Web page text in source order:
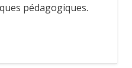
pédagogiques.